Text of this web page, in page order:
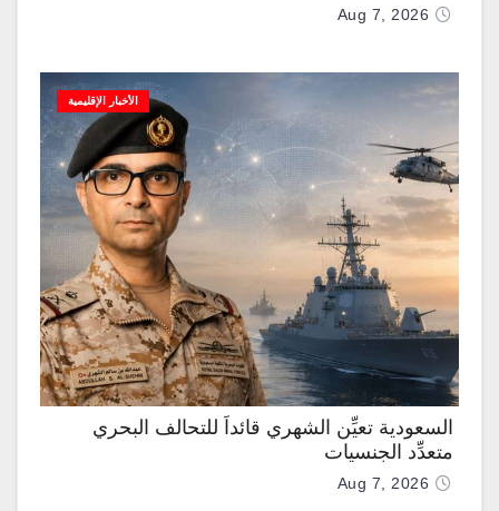
Aug 7, 2026
الأخبار الإقليمية
السعودية تعيِّن الشهري قائداً للتحالف البحري
متعدِّد الجنسيات
Aug 7, 2026